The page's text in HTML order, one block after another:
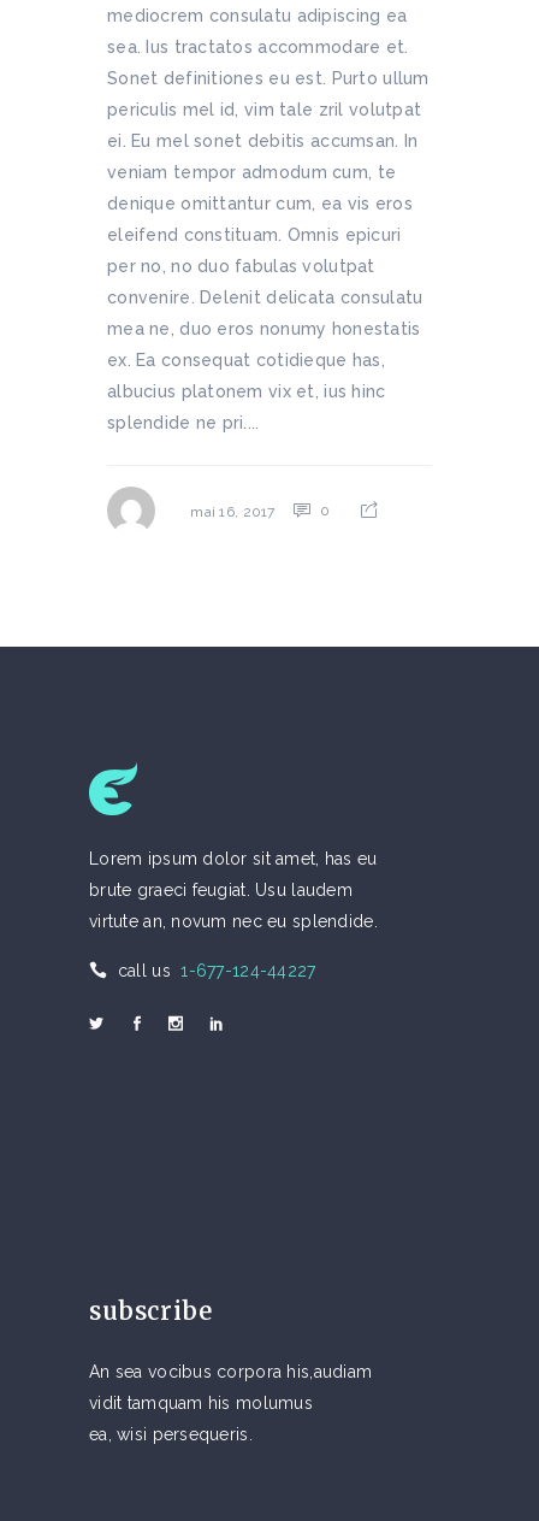
mediocrem consulatu adipiscing ea
sea. Ius tractatos accommodare et.
Sonet definitiones eu est. Purto ullum
periculis mel id, vim tale zril volutpat
ei. Eu mel sonet debitis accumsan. In
veniam tempor admodum cum, te
denique omittantur cum, ea vis eros
eleifend constituam. Omnis epicuri
per no, no duo fabulas volutpat
convenire. Delenit delicata consulatu
mea ne, duo eros nonumy honestatis
ex. Ea consequat cotidieque has,
albucius platonem vix et, ius hinc
splendide ne pri....
mai 16, 2017 0
Lorem ipsum dolor sit amet, has eu
brute graeci feugiat. Usu laudem
virtute an, novum nec eu splendide.
call us 1-677-124-44227
subscribe
An sea vocibus corpora his,audiam
vidit tamquam his molumus
ea, wisi persequeris.